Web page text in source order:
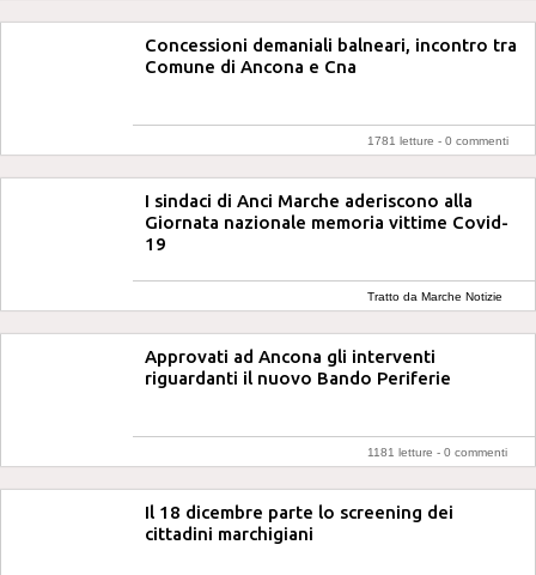
Concessioni demaniali balneari, incontro tra
Comune di Ancona e Cna
1781 letture - 0 commenti
I sindaci di Anci Marche aderiscono alla
Giornata nazionale memoria vittime Covid-
19
Tratto da Marche Notizie
Approvati ad Ancona gli interventi
riguardanti il nuovo Bando Periferie
1181 letture - 0 commenti
Il 18 dicembre parte lo screening dei
cittadini marchigiani